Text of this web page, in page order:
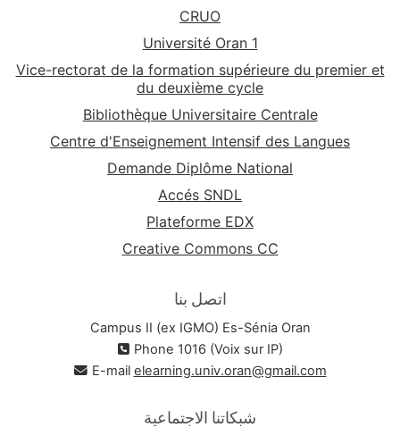
CRUO
Université Oran 1
Vice-rectorat de la formation supérieure du premier et
du deuxième cycle
Bibliothèque Universitaire Centrale
Centre d'Enseignement Intensif des Langues
Demande Diplôme National
Accés SNDL
Plateforme EDX
Creative Commons CC
اتصل بنا
Campus II (ex IGMO) Es-Sénia Oran
Phone 1016 (Voix sur IP)
E-mail elearning.univ.oran@gmail.com
شبكاتنا الاجتماعية